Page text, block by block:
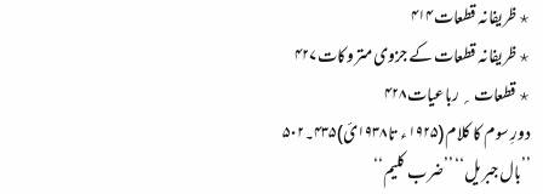
٭ ظریفانہ قطعات ۴۱۴
٭ ظریفانہ قطعات کے جزوی متروکات ۴۲۷
٭ قطعات؍ رباعیات ۴۲۸
دورِ سوم کا کلام (۱۹۲۵ ء تا ۱۹۳۸ئ) ۴۳۵۔۵۰۲
’’بال جبریل‘‘ ’’ضرب کلیم‘‘